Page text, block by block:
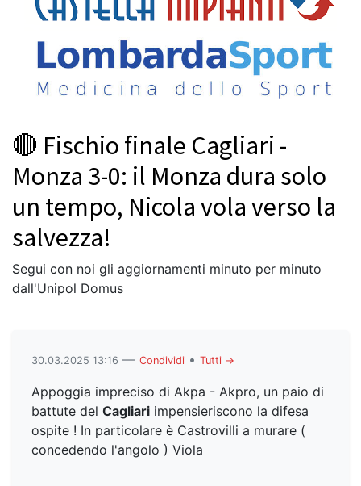
🔴 Fischio finale Cagliari -
Monza 3-0: il Monza dura solo
un tempo, Nicola vola verso la
salvezza!
Segui con noi gli aggiornamenti minuto per minuto
dall'Unipol Domus
30.03.2025 13:16 — Condividi • Tutti →
Appoggia impreciso di Akpa - Akpro, un paio di
battute del Cagliari impensieriscono la difesa
ospite ! In particolare è Castrovilli a murare (
concedendo l'angolo ) Viola